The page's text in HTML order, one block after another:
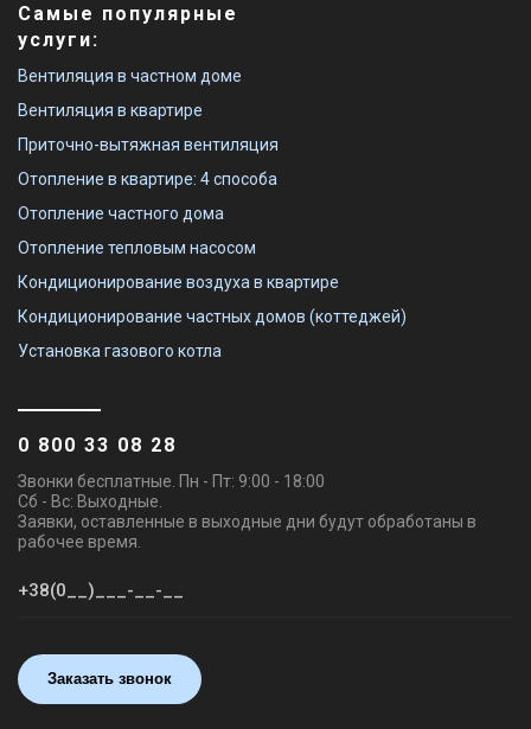
Самые популярные
услуги:
Вентиляция в частном доме
Вентиляция в квартире
Приточно-вытяжная вентиляция
Отопление в квартире: 4 способа
Отопление частного дома
Отопление тепловым насосом
Кондиционирование воздуха в квартире
Кондиционирование частных домов (коттеджей)
Установка газового котла
0 800 33 08 28
Звонки бесплатные. Пн - Пт: 9:00 - 18:00
Сб - Вс: Выходные.
Заявки, оставленные в выходные дни будут обработаны в
рабочее время.
Заказать звонок